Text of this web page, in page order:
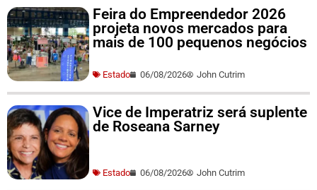
Feira do Empreendedor 2026
projeta novos mercados para
mais de 100 pequenos negócios
Estado 06/08/2026 John Cutrim
Vice de Imperatriz será suplente
de Roseana Sarney
Estado 06/08/2026 John Cutrim